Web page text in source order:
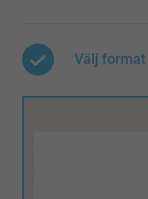
Välj format